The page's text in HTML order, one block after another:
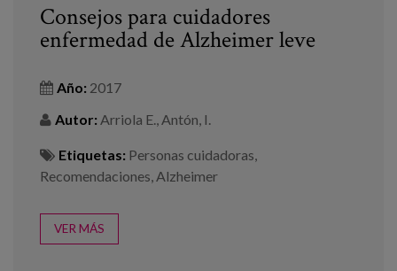
Consejos para cuidadores
enfermedad de Alzheimer leve
Año: 2017
Autor: Arriola E., Antón, I.
Etiquetas: Personas cuidadoras
Recomendaciones Alzheimer
VER MÁS